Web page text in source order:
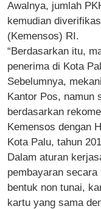
Awalnya, jumlah
kemudian
(Kemensos) RI.
“Berdasarkan itu,
penerima di Kota
Sebelumnya,
Kantor Pos, namun
berdasarkan
Kemensos dengan
Kota Palu, tahun
Dalam aturan
pembayaran
bentuk non tunai,
kartu yang sama